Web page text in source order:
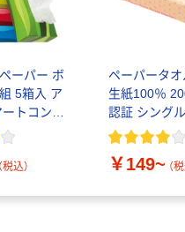
ーパー ボ
5箱入 ア
トコンパ
ド PEFC認
（税込）
ペーパータ
生紙100％
認証 シング
共同企画 オリ
￥149~ （